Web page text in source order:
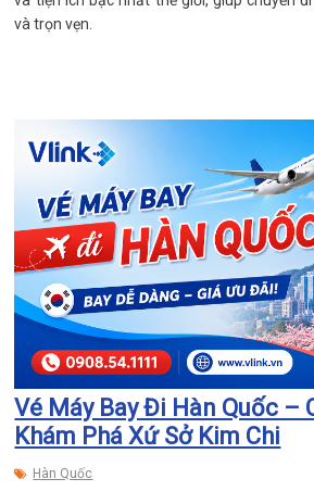
và trọn vẹn.
Vé Máy Bay Đi Hàn Quốc –
Khám Phá Xứ Sở Kim Chi
Hàn Quốc